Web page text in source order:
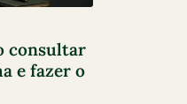
consultar
e fazer o